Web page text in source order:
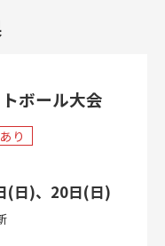
ク
スポーツ
ボール大会
り
(日)、20日(日)